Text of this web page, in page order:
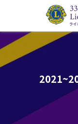
ライオンズクラブ国際協会